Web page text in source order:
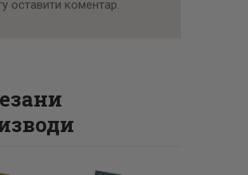
оставити коментар.